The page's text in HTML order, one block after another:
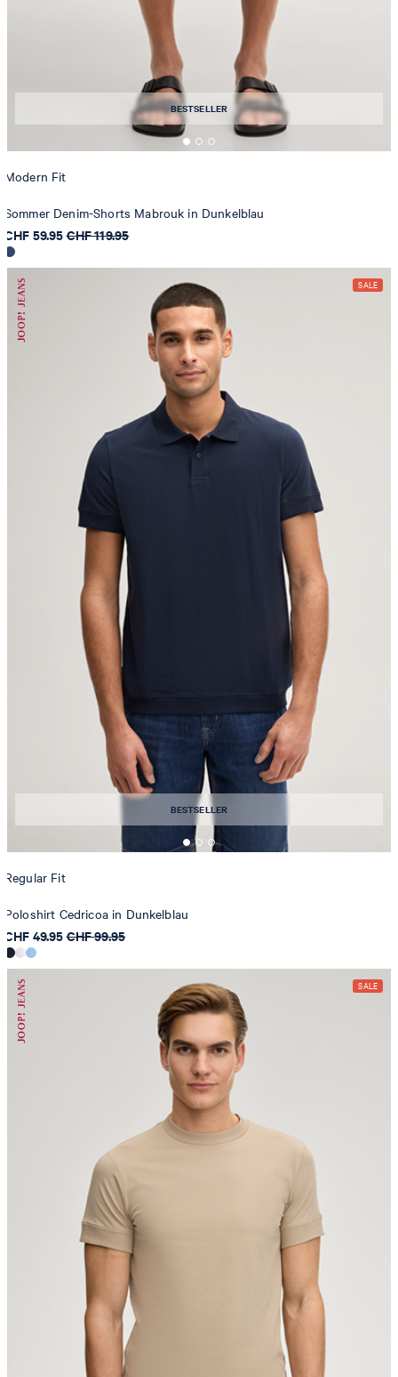
BESTSELLER
Modern Fit
Sommer Denim-Shorts Mabrouk in Dunkelblau
CHF 59.95CHF 119.95
BESTSELLER
Regular Fit
Poloshirt Cedricoa in Dunkelblau
CHF 49.95CHF 99.95